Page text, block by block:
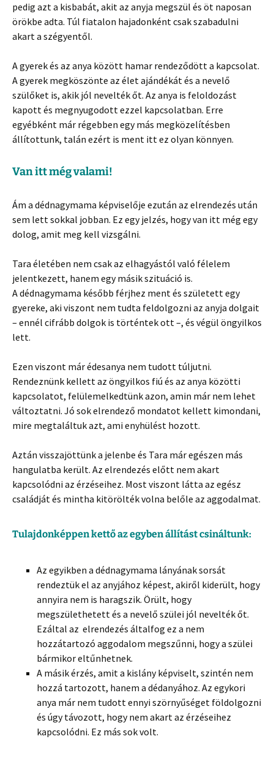
pedig azt a kisbabát, akit az anyja megszül és öt naposan
örökbe adta. Túl fiatalon hajadonként csak szabadulni
akart a szégyentől.
A gyerek és az anya között hamar rendeződött a kapcsolat.
A gyerek megköszönte az élet ajándékát és a nevelő
szülőket is, akik jól nevelték őt. Az anya is feloldozást
kapott és megnyugodott ezzel kapcsolatban. Erre
egyébként már régebben egy más megközelítésben
állítottunk, talán ezért is ment itt ez olyan könnyen.
Van itt még valami!
Ám a dédnagymama képviselője ezután az elrendezés után
sem lett sokkal jobban. Ez egy jelzés, hogy van itt még egy
dolog, amit meg kell vizsgálni.
Tara életében nem csak az elhagyástól való félelem
jelentkezett, hanem egy másik szituáció is.
A dédnagymama később férjhez ment és született egy
gyereke, aki viszont nem tudta feldolgozni az anyja dolgait
– ennél cifrább dolgok is történtek ott –, és végül öngyilkos
lett.
Ezen viszont már édesanya nem tudott túljutni.
Rendeznünk kellett az öngyilkos fiú és az anya közötti
kapcsolatot, felülemelkedtünk azon, amin már nem lehet
változtatni. Jó sok elrendező mondatot kellett kimondani,
mire megtaláltuk azt, ami enyhülést hozott.
Aztán visszajöttünk a jelenbe és Tara már egészen más
hangulatba került. Az elrendezés előtt nem akart
kapcsolódni az érzéseihez. Most viszont látta az egész
családját és mintha kitörölték volna belőle az aggodalmat.
Tulajdonképpen kettő az egyben állítást csináltunk:
Az egyikben a dédnagymama lányának sorsát
rendeztük el az anyjához képest, akiről kiderült, hogy
annyira nem is haragszik. Örült, hogy
megszülethetett és a nevelő szülei jól nevelték őt.
Ezáltal az elrendezés általfog ez a nem
hozzátartozó aggodalom megszűnni, hogy a szülei
bármikor eltűnhetnek.
A másik érzés, amit a kislány képviselt, szintén nem
hozzá tartozott, hanem a dédanyához. Az egykori
anya már nem tudott ennyi szörnyűséget földolgozni
és úgy távozott, hogy nem akart az érzéseihez
kapcsolódni. Ez más sok volt.